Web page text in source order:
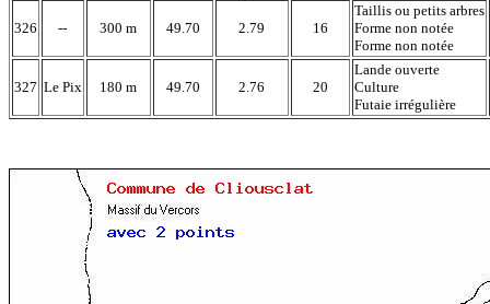
326 -- 300 m 49.70 2.79 16
Taillis ou petits arbres
Forme non notée
Forme non notée
327 Le Pix 180 m 49.70 2.76 20
Lande ouverte
Culture
Futaie irrégulière